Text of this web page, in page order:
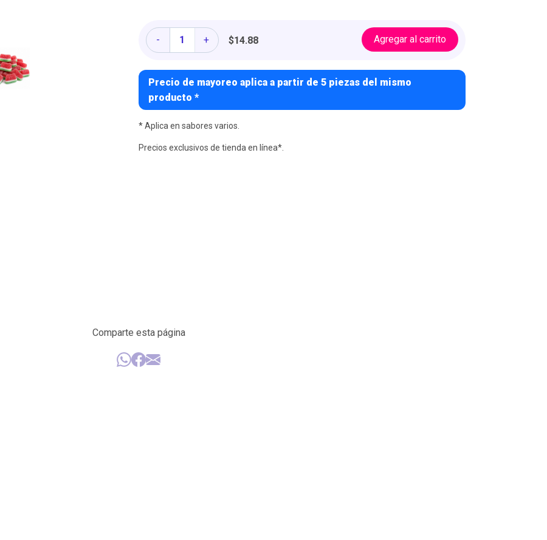
-
Cantidad + $14.88 Agregar al carrito
Precio de mayoreo aplica a partir de 5 piezas del mismo
producto *
* Aplica en sabores varios.
Precios exclusivos de tienda en línea*.
Comparte esta página